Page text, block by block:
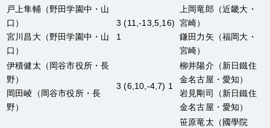
戸上隼輔（野田学園中・山
口）
宮川昌大（野田学園中・山
口）
3 (11,-13,5,16)
1
上岡竜郎 （近畿大・
宮崎）
鎌田力矢 （福岡大・
宮崎）
伊積健太 （岡谷市役所・長
野）
岡田崚 （岡谷市役所・長
野）
3 (6,10,-4,7) 1
柳井陽介（新日鐵住
金名古屋・愛知）
岩見剛司
（新日鐵住
金名古屋・愛知）
笹原竜太 （國學院